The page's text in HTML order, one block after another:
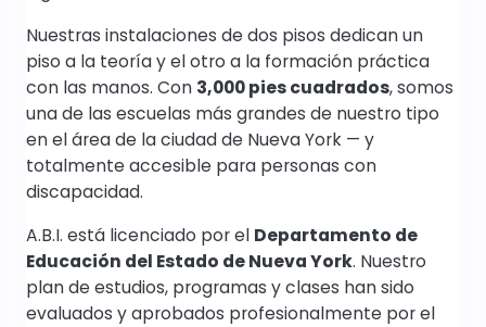
Nuestras instalaciones de dos pisos dedican un
piso a la teoría y el otro a la formación práctica
con las manos. Con 3,000 pies cuadrados, somos
una de las escuelas más grandes de nuestro tipo
en el área de la ciudad de Nueva York — y
totalmente accesible para personas con
discapacidad.
A.B.I. está licenciado por el Departamento de
Educación del Estado de Nueva York. Nuestro
plan de estudios, programas y clases han sido
evaluados y aprobados profesionalmente por el